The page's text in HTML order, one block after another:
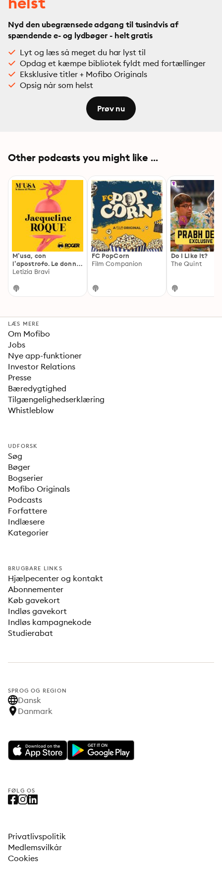
Nyd den ubegrænsede adgang til tusindvis af
spændende e- og lydbøger - helt gratis
Lyt og læs så meget du har lyst til
Opdag et kæmpe bibliotek fyldt med fortællinger
Eksklusive titler + Mofibo Originals
Opsig når som helst
Prøv nu
Other podcasts you might like ...
M’usa, con
l’apostrofo. Le donne
di Picasso
Letizia Bravi
FC PopCorn
Film Companion
Do I Like It?
The Quint
LÆS MERE
Om Mofibo
Jobs
Nye app-funktioner
Investor Relations
Presse
Bæredygtighed
Tilgængelighedserklæring
Whistleblow
UDFORSK
Søg
Bøger
Bogserier
Mofibo Originals
Podcasts
Forfattere
Indlæsere
Kategorier
BRUGBARE LINKS
Hjælpecenter og kontakt
Abonnementer
Køb gavekort
Indløs gavekort
Indløs kampagnekode
Studierabat
SPROG OG REGION
Dansk
Danmark
FØLG OS
Privatlivspolitik
Medlemsvilkår
Cookies